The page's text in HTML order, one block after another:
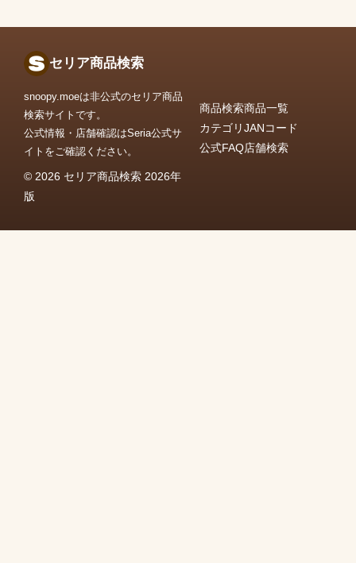
セリア商品検索
snoopy.moeは非公式のセリア商品
検索サイトです。
公式情報・店舗確認はSeria公式サ
イトをご確認ください。
© 2026 セリア商品検索 2026年
版
商品検索商品一覧
カテゴリJANコード
公式FAQ店舗検索